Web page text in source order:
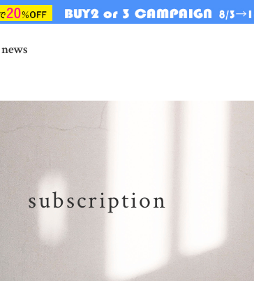
news
subscription